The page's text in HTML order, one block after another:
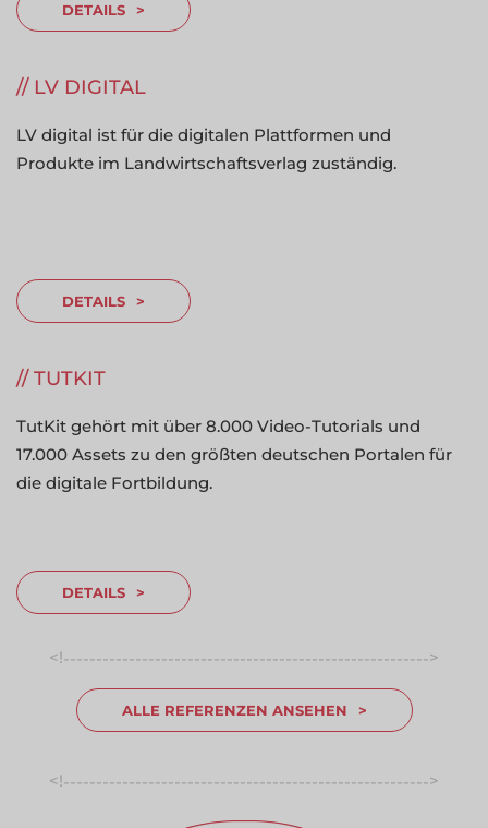
DETAILS
LV DIGITAL
LV digital ist für die digitalen Plattformen und
Produkte im Landwirtschaftsverlag zuständig.
DETAILS
TUTKIT
TutKit gehört mit über 8.000 Video-Tutorials und
17.000 Assets zu den größten deutschen Portalen für
die digitale Fortbildung.
DETAILS
<! >
ALLE REFERENZEN ANSEHEN
<! >